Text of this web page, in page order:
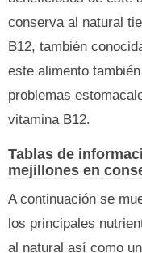
conserva al natural
B12, también
este alimento
problemas
vitamina B12.
Tablas de
mejillones en
A continuación se
los principales
al natural así como